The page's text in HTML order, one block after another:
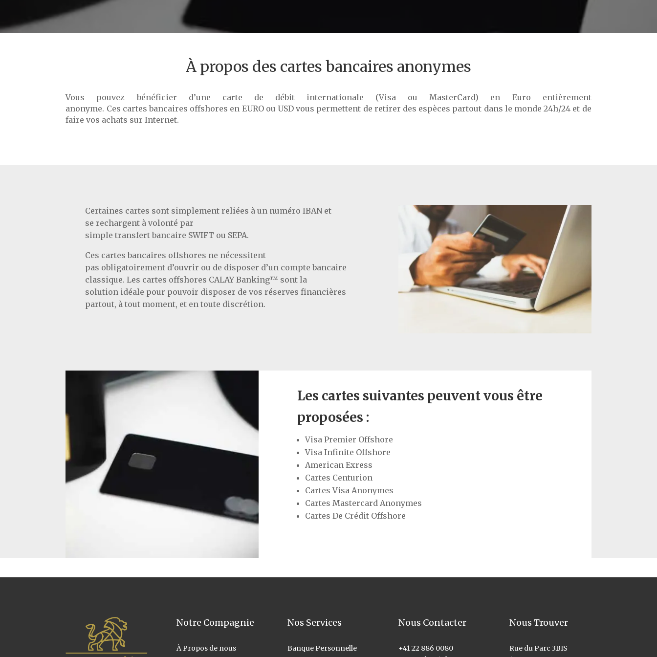
À propos des cartes bancaires anonymes
Vous pouvez bénéficier d’une carte de débit internationale (Visa ou MasterCard) en Euro entièrement
anonyme. Ces cartes bancaires offshores en EURO ou USD vous permettent de retirer des espèces partout dans le monde 24h/24 et de
faire vos achats sur Internet.
Certaines cartes sont simplement reliées à un numéro IBAN et
se rechargent à volonté par
simple transfert bancaire SWIFT ou SEPA.
Ces cartes bancaires offshores ne nécessitent
pas obligatoirement d’ouvrir ou de disposer d’un compte bancaire
classique.Les cartes offshores CALAY Banking™ sont la
solution idéale pour pouvoir disposer de vos réserves financières
partout, à tout moment, et en toute discrétion.
Les cartes suivantes peuvent vous être
proposées :
Visa Premier Offshore
Visa Infinite Offshore
American Exress
Cartes Centurion
Cartes Visa Anonymes
Cartes Mastercard Anonymes
Cartes De Crédit Offshore
Notre Compagnie
À Propos de nous
Nos Services
Banque Personnelle
Nous Contacter
+41 22 886 0080
Nous Trouver
Rue du Parc 3BIS